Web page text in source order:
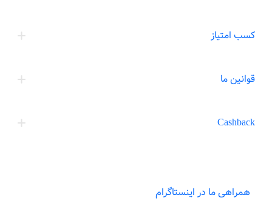
کسب امتیاز
قوانین ما
Cashback
همراهی ما در اینستاگرام